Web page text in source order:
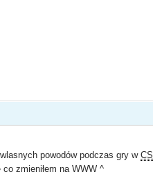
powodów podczas gry wCS
zmieniłem na WWW ^